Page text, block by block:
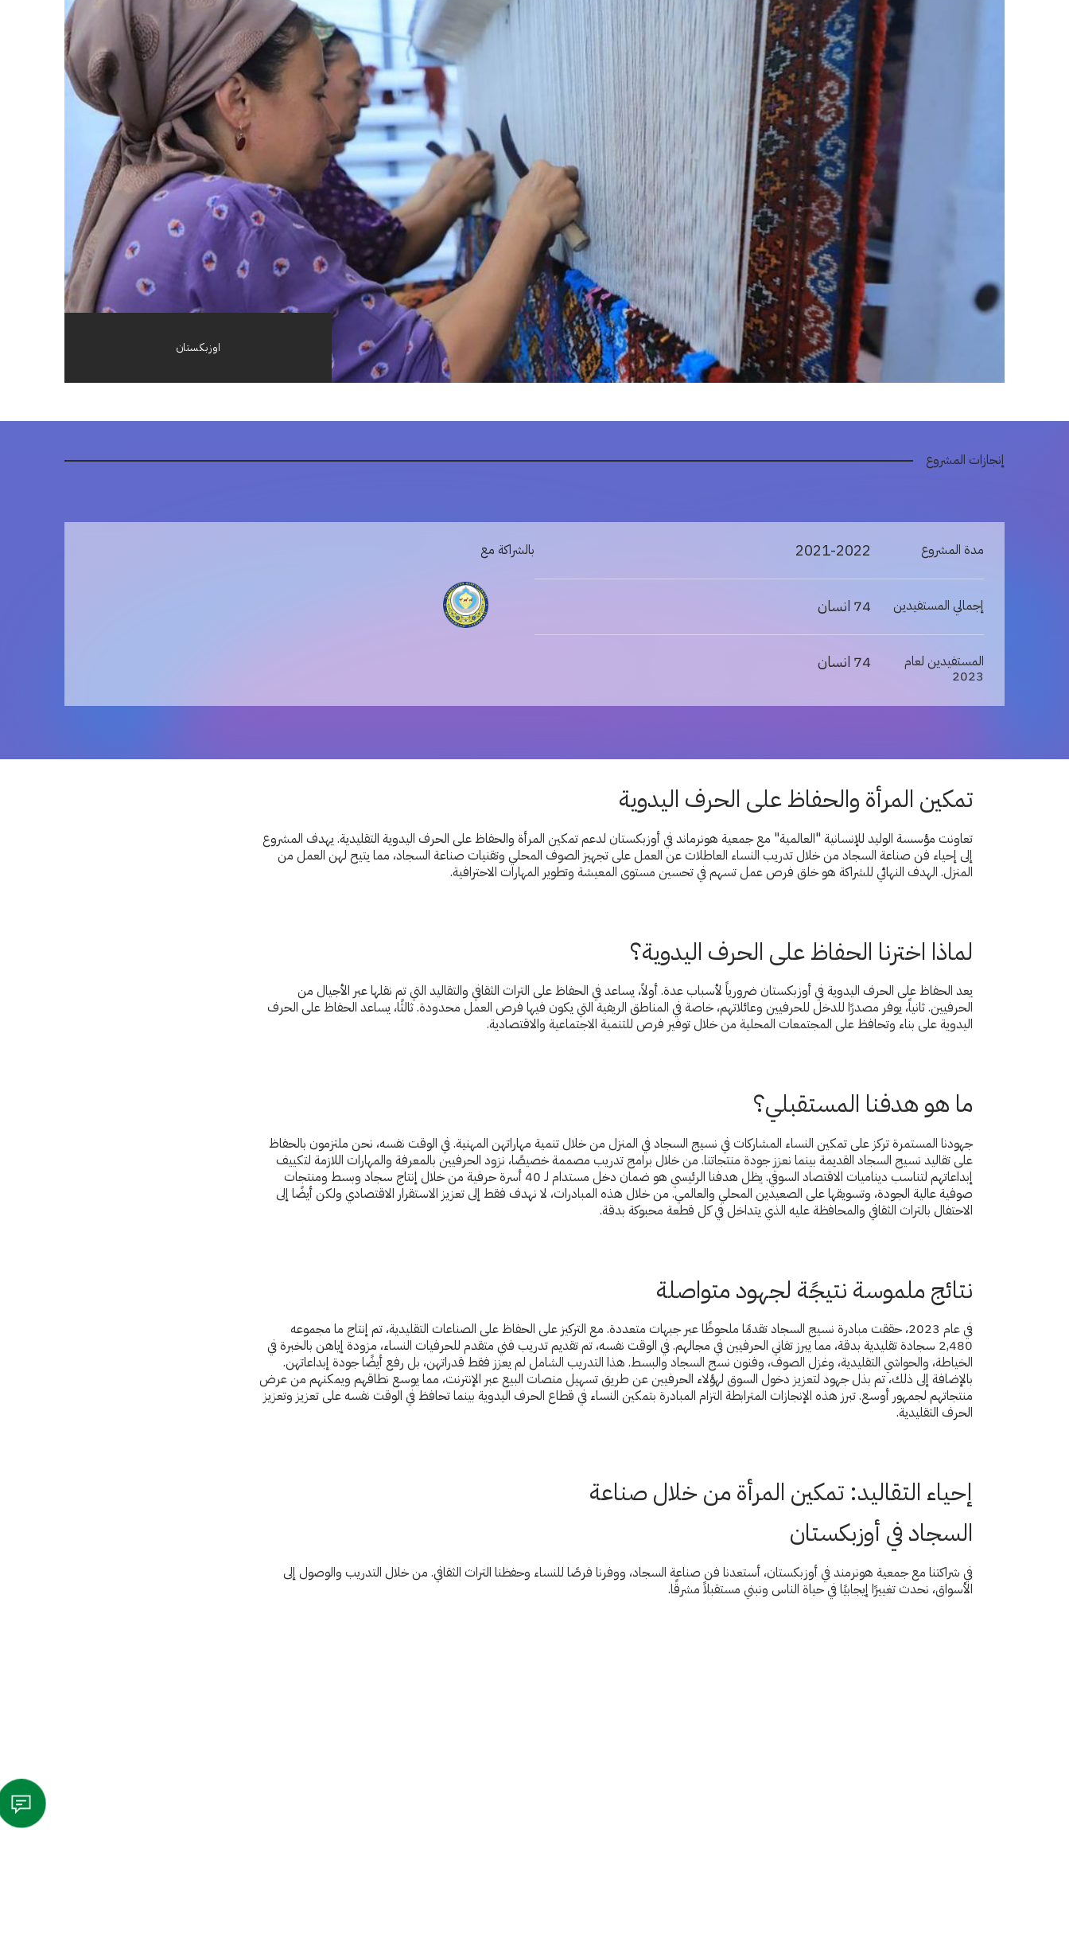
اوزبكستان
إنجازات المشروع
مدة المشروع 2021-2022
إجمالي المستفيدين 74 انسان
المستفيدين لعام
2023
74 انسان
بالشراكة مع
تمكين المرأة والحفاظ على الحرف اليدوية
تعاونت مؤسسة الوليد للإنسانية "العالمية" مع جمعية هونرماند في أوزبكستان لدعم تمكين المرأة والحفاظ على الحرف اليدوية التقليدية. يهدف المشروع
إلى إحياء فن صناعة السجاد من خلال تدريب النساء العاطلات عن العمل على تجهيز الصوف المحلي وتقنيات صناعة السجاد، مما يتيح لهن العمل من
المنزل. الهدف النهائي للشراكة هو خلق فرص عمل تسهم في تحسين مستوى المعيشة وتطوير المهارات الاحترافية.
لماذا اخترنا الحفاظ على الحرف اليدوية؟
يعد الحفاظ على الحرف اليدوية في أوزبكستان ضرورياً لأسباب عدة. أولاً، يساعد في الحفاظ على التراث الثقافي والتقاليد التي تم نقلها عبر الأجيال من
الحرفيين. ثانياً، يوفر مصدرًا للدخل للحرفيين وعائلاتهم، خاصة في المناطق الريفية التي يكون فيها فرص العمل محدودة. ثالثًا، يساعد الحفاظ على الحرف
اليدوية على بناء وتحافظ على المجتمعات المحلية من خلال توفير فرص للتنمية الاجتماعية والاقتصادية.
ما هو هدفنا المستقبلي؟
جهودنا المستمرة تركز على تمكين النساء المشاركات في نسيج السجاد في المنزل من خلال تنمية مهاراتهن المهنية. في الوقت نفسه، نحن ملتزمون بالحفاظ
على تقاليد نسيج السجاد القديمة بينما نعزز جودة منتجاتنا. من خلال برامج تدريب مصممة خصيصًا، نزود الحرفيين بالمعرفة والمهارات اللازمة لتكييف
إبداعاتهم لتناسب ديناميات الاقتصاد السوقي. يظل هدفنا الرئيسي هو ضمان دخل مستدام لـ 40 أسرة حرفية من خلال إنتاج سجاد وبسط ومنتجات
صوفية عالية الجودة، وتسويقها على الصعيدين المحلي والعالمي. من خلال هذه المبادرات، لا نهدف فقط إلى تعزيز الاستقرار الاقتصادي ولكن أيضًا إلى
الاحتفال بالتراث الثقافي والمحافظة عليه الذي يتداخل في كل قطعة محبوكة بدقة.
نتائج ملموسة نتيجًة لجهود متواصلة
في عام 2023، حققت مبادرة نسيج السجاد تقدمًا ملحوظًا عبر جبهات متعددة. مع التركيز على الحفاظ على الصناعات التقليدية، تم إنتاج ما مجموعه
2,480 سجادة تقليدية بدقة، مما يبرز تفاني الحرفيين في مجالهم. في الوقت نفسه، تم تقديم تدريب فني متقدم للحرفيات النساء، مزودة إياهن بالخبرة في
الخياطة، والحواشي التقليدية، وغزل الصوف، وفنون نسج السجاد والبسط. هذا التدريب الشامل لم يعزز فقط قدراتهن، بل رفع أيضًا جودة إبداعاتهن.
بالإضافة إلى ذلك، تم بذل جهود لتعزيز دخول السوق لهؤلاء الحرفيين عن طريق تسهيل منصات البيع عبر الإنترنت، مما يوسع نطاقهم ويمكنهم من عرض
منتجاتهم لجمهور أوسع. تبرز هذه الإنجازات المترابطة التزام المبادرة بتمكين النساء في قطاع الحرف اليدوية بينما تحافظ في الوقت نفسه على تعزيز وتعزيز
الحرف التقليدية.
إحياء التقاليد: تمكين المرأة من خلال صناعة
السجاد في أوزبكستان
في شراكتنا مع جمعية هونرمند في أوزبكستان، أستعدنا فن صناعة السجاد، ووفرنا فرصًا للنساء وحفظنا التراث الثقافي. من خلال التدريب والوصول إلى
الأسواق، نحدث تغييرًا إيجابيًا في حياة الناس ونبني مستقبلاً مشرقًا.